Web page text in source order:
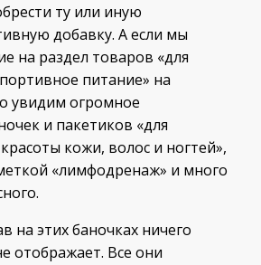
ту или иную
добавку. А если мы
на раздел товаров «для
питание» на
увидим огромное
и пакетиков «для
кожи, волос и ногтей»,
«лимфодренаж» и много
на этих баночках ничего
отображает. Все они